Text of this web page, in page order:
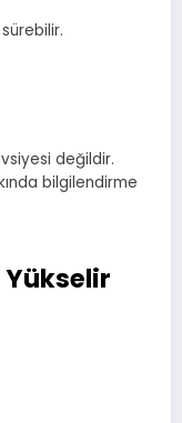
değildir.
bilgilendirme
Yükselir